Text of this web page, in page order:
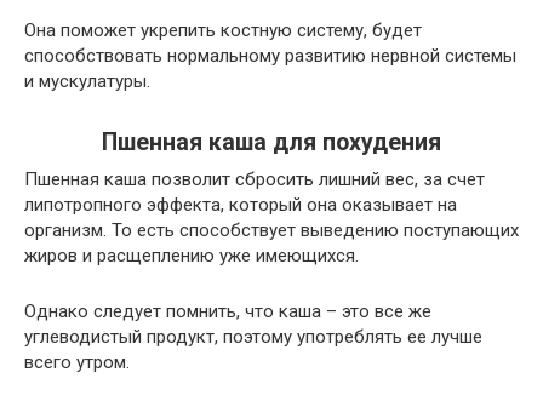
Она поможет укрепить костную систему, будет
способствовать нормальному развитию нервной системы
и мускулатуры.
Пшенная каша для похудения
Пшенная каша позволит сбросить лишний вес, за счет
липотропного эффекта, который она оказывает на
организм. То есть способствует выведению поступающих
жиров и расщеплению уже имеющихся.
Однако следует помнить, что каша – это все же
углеводистый продукт, поэтому употреблять ее лучше
всего утром.